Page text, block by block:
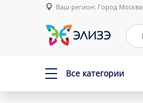
Ваш регион: Город Москва
Все категории